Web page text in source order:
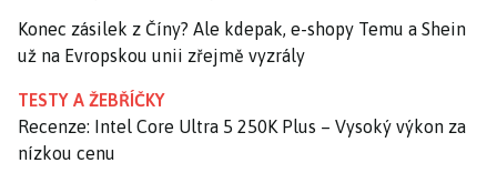
Konec zásilek z Číny? Ale kdepak, e-shopy Temu a Shein
už na Evropskou unii zřejmě vyzrály
TESTY A ŽEBŘÍČKY
Recenze: Intel Core Ultra 5 250K Plus – Vysoký výkon za
nízkou cenu